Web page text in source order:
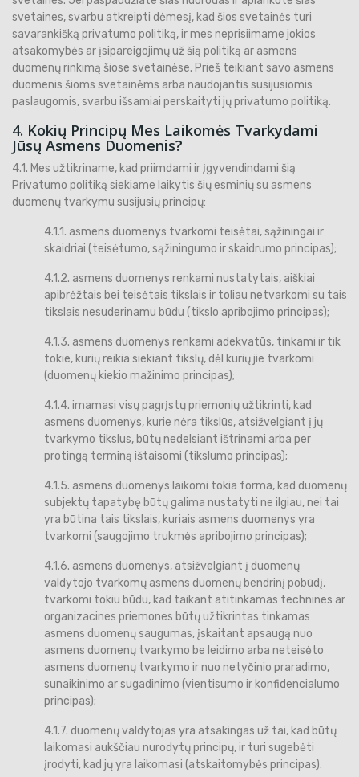
svetaines, svarbu atkreipti dėmesį, kad šios svetainės turi
savarankišką privatumo politiką, ir mes neprisiimame jokios
atsakomybės ar įsipareigojimų už šią politiką ar asmens
duomenų rinkimą šiose svetainėse. Prieš teikiant savo asmens
duomenis šioms svetainėms arba naudojantis susijusiomis
paslaugomis, svarbu išsamiai perskaityti jų privatumo politiką.
4. Kokių Principų Mes Laikomės Tvarkydami
Jūsų Asmens Duomenis?
4.1. Mes užtikriname, kad priimdami ir įgyvendindami šią
Privatumo politiką siekiame laikytis šių esminių su asmens
duomenų tvarkymu susijusių principų:
4.1.1. asmens duomenys tvarkomi teisėtai, sąžiningai ir
skaidriai (teisėtumo, sąžiningumo ir skaidrumo principas);
4.1.2. asmens duomenys renkami nustatytais, aiškiai
apibrėžtais bei teisėtais tikslais ir toliau netvarkomi su tais
tikslais nesuderinamu būdu (tikslo apribojimo principas);
4.1.3. asmens duomenys renkami adekvatūs, tinkami ir tik
tokie, kurių reikia siekiant tikslų, dėl kurių jie tvarkomi
(duomenų kiekio mažinimo principas);
4.1.4. imamasi visų pagrįstų priemonių užtikrinti, kad
asmens duomenys, kurie nėra tikslūs, atsižvelgiant į jų
tvarkymo tikslus, būtų nedelsiant ištrinami arba per
protingą terminą ištaisomi (tikslumo principas);
4.1.5. asmens duomenys laikomi tokia forma, kad duomenų
subjektų tapatybę būtų galima nustatyti ne ilgiau, nei tai
yra būtina tais tikslais, kuriais asmens duomenys yra
tvarkomi (saugojimo trukmės apribojimo principas);
4.1.6. asmens duomenys, atsižvelgiant į duomenų
valdytojo tvarkomų asmens duomenų bendrinį pobūdį,
tvarkomi tokiu būdu, kad taikant atitinkamas technines ar
organizacines priemones būtų užtikrintas tinkamas
asmens duomenų saugumas, įskaitant apsaugą nuo
asmens duomenų tvarkymo be leidimo arba neteisėto
asmens duomenų tvarkymo ir nuo netyčinio praradimo,
sunaikinimo ar sugadinimo (vientisumo ir konfidencialumo
principas);
4.1.7. duomenų valdytojas yra atsakingas už tai, kad būtų
laikomasi aukščiau nurodytų principų, ir turi sugebėti
įrodyti, kad jų yra laikomasi (atskaitomybės principas).